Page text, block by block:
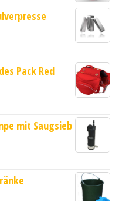
Pack Red
mit Saugsieb